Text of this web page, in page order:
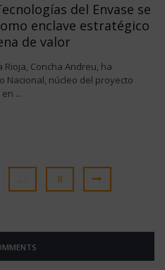
del Envase se
enclave estratégico
de valor
Concha Andreu, ha
Nacional, núcleo del proyecto
...
… 8